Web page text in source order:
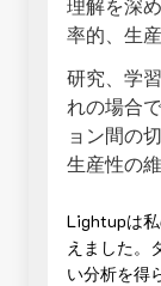
理解を深
率的、生
研究、学
れの場合
ョン間の
生産性の
Lightupは
えました。
い分析を得